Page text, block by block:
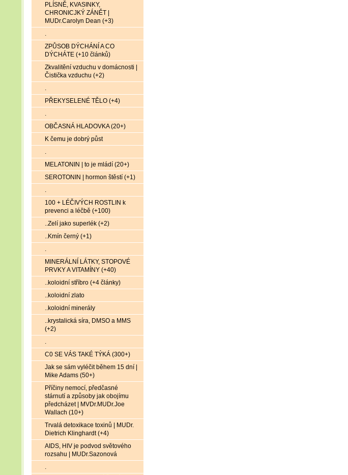
PLÍSNĚ, KVASINKY,
CHRONICJKÝ ZÁNĚT |
MUDr.Carolyn Dean (+3)
.
ZPŮSOB DÝCHÁNÍ A CO
DÝCHÁTE (+10 článků)
Zkvalitění vzduchu v domácnosti |
Čistička vzduchu (+2)
.
PŘEKYSELENÉ TĚLO (+4)
.
OBČASNÁ HLADOVKA (20+)
K čemu je dobrý půst
.
MELATONIN | to je mládí (20+)
SEROTONIN | hormon štěstí (+1)
.
100 + LÉČIVÝCH ROSTLIN k
prevenci a léčbě (+100)
..Zelí jako superlék (+2)
..Kmín černý (+1)
.
MINERÁLNÍ LÁTKY, STOPOVÉ
PRVKY A VITAMÍNY (+40)
..koloidní stříbro (+4 články)
..koloidní zlato
..koloidní minerály
..krystalická síra, DMSO a MMS
(+2)
.
C0 SE VÁS TAKÉ TÝKÁ (300+)
Jak se sám vyléčit během 15 dní |
Mike Adams (50+)
Příčiny nemocí, předčasné
stárnutí a způsoby jak obojímu
předcházet | MVDr.MUDr.Joe
Wallach (10+)
Trvalá detoxikace toxinů | MUDr.
Dietrich Klinghardt (+4)
AIDS, HIV je podvod světového
rozsahu | MUDr.Sazonová
.